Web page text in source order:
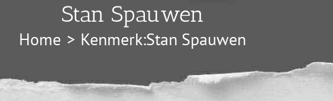
Begunstigers
Sponsors
Stan Spauwen
Home Kenmerk:Stan Spauwen